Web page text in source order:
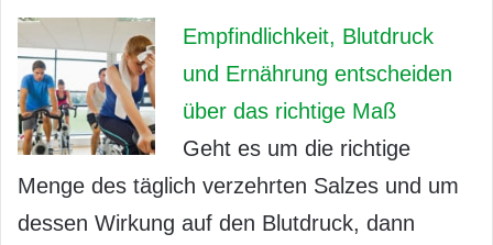
Empfindlichkeit, Blutdruck
und Ernährung entscheiden
über das richtige Maß
Geht es um die richtige
Menge des täglich verzehrten Salzes und um
dessen Wirkung auf den Blutdruck, dann